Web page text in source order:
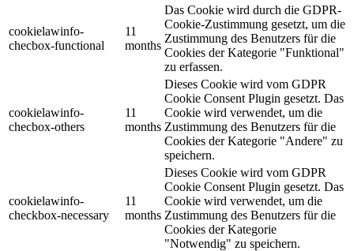
cookielawinfo-
checbox-functional
11
months
Das Cookie wird durch die GDPR-
Cookie-Zustimmung gesetzt, um die
Zustimmung des Benutzers für die
Cookies der Kategorie "Funktional"
zu erfassen.
cookielawinfo-
checbox-others
11
months
Dieses Cookie wird vom GDPR
Cookie Consent Plugin gesetzt. Das
Cookie wird verwendet, um die
Zustimmung des Benutzers für die
Cookies der Kategorie "Andere" zu
speichern.
cookielawinfo-
checkbox-necessary
11
months
Dieses Cookie wird vom GDPR
Cookie Consent Plugin gesetzt. Das
Cookie wird verwendet, um die
Zustimmung des Benutzers für die
Cookies der Kategorie
"Notwendig" zu speichern.